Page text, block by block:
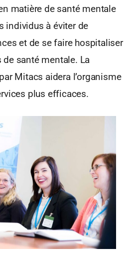
matière de santé mentale
individus à éviter de
et de se faire hospitaliser
santé mentale. La
Mitacs aidera l’organisme
plus efficaces.